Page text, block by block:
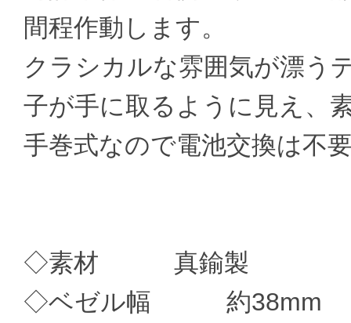
間程作動します。
クラシカルな雰囲気が漂う
子が手に取るように見え、
手巻式なので電池交換は不
◇素材 真鍮製
◇ベゼル幅 約38mm